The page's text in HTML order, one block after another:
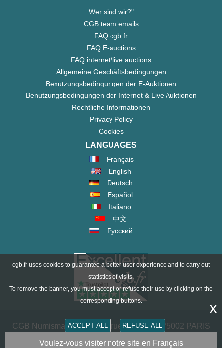
Wer sind wir?"
CGB team emails
FAQ cgb.fr
FAQ E-auctions
FAQ internet/live auctions
Allgemeine Geschäftsbedingungen
Benutzungsbedingungen der E-Auktionen
Benutzungsbedingungen der Internet & Live Auktionen
Rechtliche Informationen
Privacy Policy
Cookies
LANGUAGES
Français
English
Deutsch
Español
Italiano
中文
Русский
CGB Numismatik Paris - 36 rue Vivienne - 75002 PARIS
FRANCE -contact@cgb.fr
cgb.fr uses cookies to guarantee a better user experience and to carry out
statistics of visits.
To remove the banner, you must accept or refuse their use by clicking on the
corresponding buttons.
ACCEPT ALL REFUSE ALL
x
Voulez-vous visiter notre site en Français